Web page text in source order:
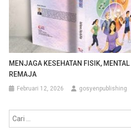
MENJAGA KESEHATAN FISIK,
REMAJA
Februari 12, 2026 gosyenpublishing